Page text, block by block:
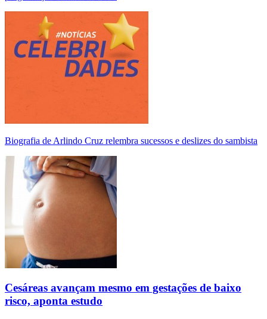
Biografia de Arlindo Cruz relembra sucessos e deslizes do sambista
Cesáreas avançam mesmo em gestações de baixo
risco, aponta estudo